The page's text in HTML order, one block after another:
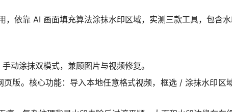
，依靠 AI 画面填充算法涂抹水印区域，实测三款工具，包含
动涂抹双模式，兼顾图片与视频修复。
版。核心功能：导入本地任意格式视频，框选 / 涂抹水印区